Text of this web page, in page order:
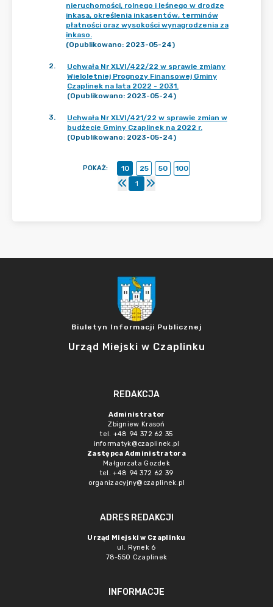
nieruchomości, rolnego i leśnego w drodze
inkasa, określenia inkasentów, terminów
płatności oraz wysokości wynagrodzenia za
inkaso.
(Opublikowano: 2023-05-24)
2.
Uchwała Nr XLVI/422/22 w sprawie zmiany
Wieloletniej Prognozy Finansowej Gminy
Czaplinek na lata 2022 - 2031.
(Opublikowano: 2023-05-24)
3.
Uchwała Nr XLVI/421/22 w sprawie zmian w
budżecie Gminy Czaplinek na 2022 r.
(Opublikowano: 2023-05-24)
POKAŻ: 10 25 50
100
1
Biuletyn Informacji Publicznej
Urząd Miejski w Czaplinku
REDAKCJA
Administrator
Zbigniew Krasoń
tel. +48 94 372 62 35
informatyk@czaplinek.pl
Zastępca Administratora
Małgorzata Gozdek
tel. +48 94 372 62 39
organizacyjny@czaplinek.pl
ADRES REDAKCJI
Urząd Miejski w Czaplinku
ul. Rynek 6
78-550 Czaplinek
INFORMACJE